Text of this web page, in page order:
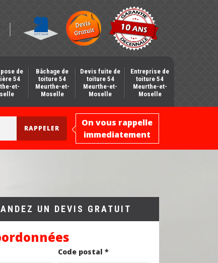
de
54
et-
Bâchage de
toiture 54
Meurthe-et-
Moselle
Devis fuite de
toiture 54
Meurthe-et-
Moselle
Entreprise de
toiture 54
Meurthe-et-
Moselle
On vous rappelle
immediatement
UN DEVIS GRATUIT
Code postal *